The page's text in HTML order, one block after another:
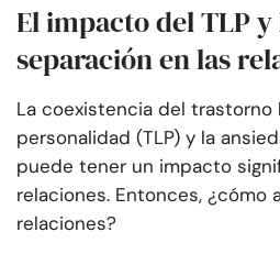
El impacto del TLP
separación en las
La coexistencia del trastorno
personalidad (TLP) y la
puede tener un impacto
relaciones. Entonces, ¿cómo
relaciones?